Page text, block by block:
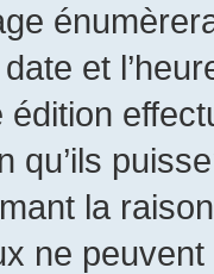
et
édition
qu’ils
la
ne